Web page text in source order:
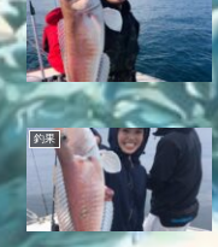
釣果